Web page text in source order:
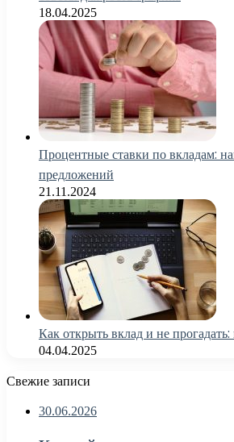
18.04.2025
Процентные ставки по вкладам:
предложений
21.11.2024
Как открыть вклад и не
04.04.2025
Свежие записи
30.06.2026